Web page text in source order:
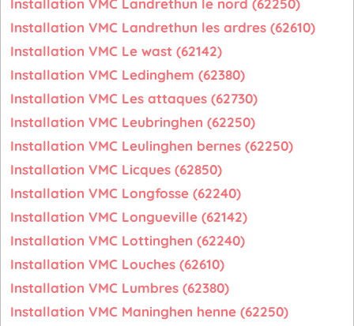
Installation VMC Landrethun le nord (62250)
Installation VMC Landrethun les ardres (62610)
Installation VMC Le wast (62142)
Installation VMC Ledinghem (62380)
Installation VMC Les attaques (62730)
Installation VMC Leubringhen (62250)
Installation VMC Leulinghen bernes (62250)
Installation VMC Licques (62850)
Installation VMC Longfosse (62240)
Installation VMC Longueville (62142)
Installation VMC Lottinghen (62240)
Installation VMC Louches (62610)
Installation VMC Lumbres (62380)
Installation VMC Maninghen henne (62250)